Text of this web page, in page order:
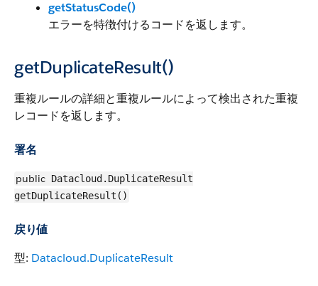
getStatusCode()
エラーを特徴付けるコードを返します。
getDuplicateResult()
重複ルールの詳細と重複ルールによって検出された重複
レコードを返します。
署名
public Datacloud.DuplicateResult
getDuplicateResult()
戻り値
型: Datacloud.DuplicateResult